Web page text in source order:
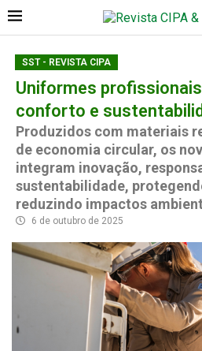
SST - REVISTA CIPA
Uniformes
conforto e
Produzidos com materiais
de economia circular, os
integram inovação,
sustentabilidade,
reduzindo impactos
6 de outubro de 2025